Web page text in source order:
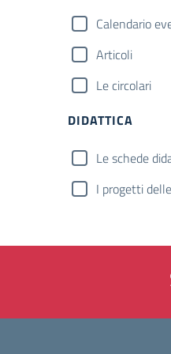
Calendario
Articoli
Le circolari
DIDATTICA
Le schede
I progetti